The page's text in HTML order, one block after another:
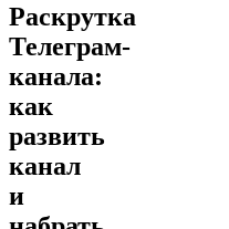
Раскрутка
Телеграм-
канала:
как
развить
канал
и